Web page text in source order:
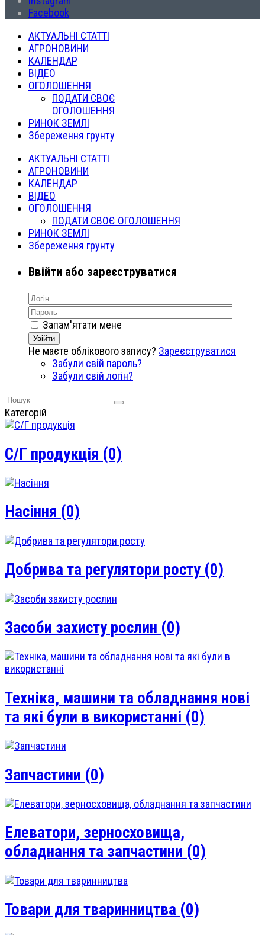
Facebook
АКТУАЛЬНІ СТАТТІ
АГРОНОВИНИ
КАЛЕНДАР
ВІДЕО
ОГОЛОШЕННЯ
ПОДАТИ СВОЄ
ОГОЛОШЕННЯ
РИНОК ЗЕМЛІ
Збереження грунту
АКТУАЛЬНІ СТАТТІ
АГРОНОВИНИ
КАЛЕНДАР
ВІДЕО
ОГОЛОШЕННЯ
ПОДАТИ СВОЄ ОГОЛОШЕННЯ
РИНОК ЗЕМЛІ
Збереження грунту
Ввійти або зареєструватися
Запам'ятати мене
Увійти
Не маєте облікового запису? Зареєструватися
Забули свій пароль?
Забули свій логін?
Категорій
С/Г продукція (0)
Насіння (0)
Добрива та регулятори росту (0)
Засоби захисту рослин (0)
Техніка, машини та обладнання нові
та які були в використанні (0)
Запчастини (0)
Елеватори, зерносховища,
обладнання та запчастини (0)
Товари для тваринництва (0)